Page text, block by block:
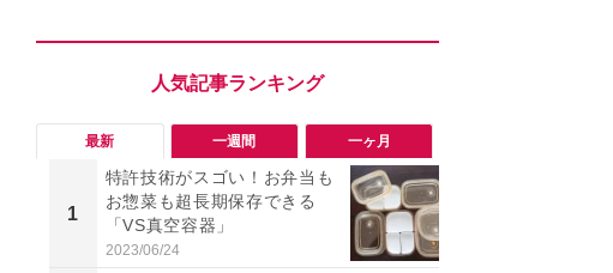
最新 一週間 一ヶ月
1
特許技術がスゴい！お弁当も
お惣菜も超長期保存できる
「VS真空容器」
2023/06/24